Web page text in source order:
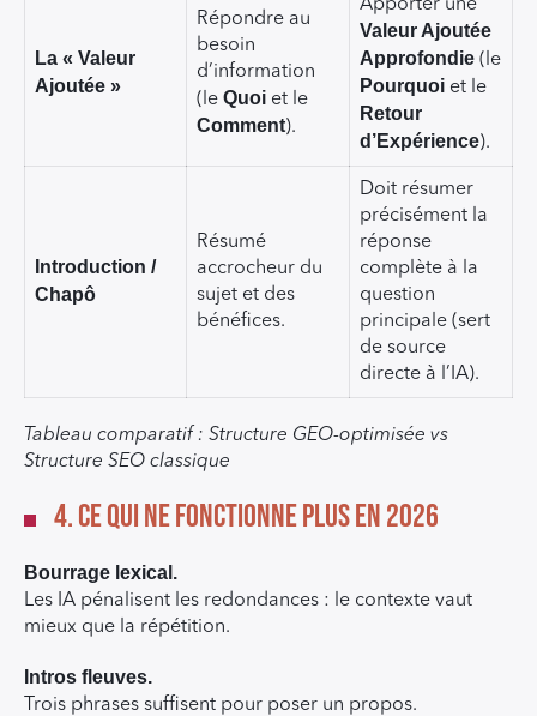
La « Valeur
Ajoutée »
Répondre au
besoin
d’information
(le Quoi et le
Comment).
Apporter une
Valeur Ajoutée
Approfondie (le
Pourquoi et le
Retour
d’Expérience).
Introduction /
Chapô
Résumé
accrocheur du
sujet et des
bénéfices.
Doit résumer
précisément la
réponse
complète à la
question
principale (sert
de source
directe à l’IA).
Tableau comparatif : Structure GEO-optimisée vs
Structure SEO classique
4. Ce qui ne fonctionne plus en 2026
Bourrage lexical.
Les IA pénalisent les redondances : le contexte vaut
mieux que la répétition.
Intros fleuves.
Trois phrases suffisent pour poser un propos.